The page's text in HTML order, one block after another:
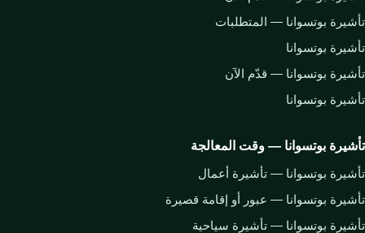
تأشيرة بوتسوانا — المتطلبات
تأشيرة بوتسوانا
تأشيرة بوتسوانا — قدّم الآن
تأشيرة بوتسوانا
تأشيرة بوتسوانا — وقت المعالجة
تأشيرة بوتسوانا — تأشيرة أعمال
تأشيرة بوتسوانا — عبور أو إقامة قصيرة
تأشيرة بوتسوانا — تأشيرة سياحية